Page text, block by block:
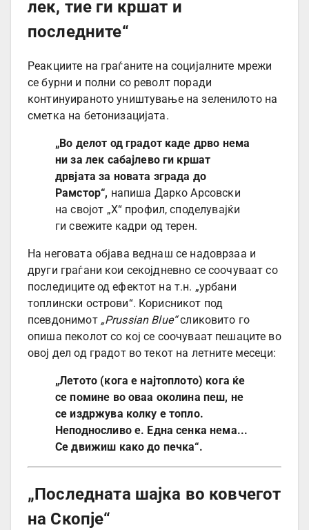
лек, тие ги кршат и
последните“
Реакциите на граѓаните на социјалните мрежи
се бурни и полни со револт поради
континуираното уништување на зеленилото на
сметка на бетонизацијата.
„Во делот од градот каде дрво нема
ни за лек сабајлево ги кршат
дрвјата за новата зграда до
Рамстор“, напиша Дарко Арсовски
на својот „Х“ профил, споделувајќи
ги свежите кадри од терен.
На неговата објава веднаш се надоврзаа и
други граѓани кои секојдневно се соочуваат со
последиците од ефектот на т.н. „урбани
топлински острови“. Корисникот под
псевдонимот „Prussian Blue“сликовито го
опиша пеколот со кој се соочуваат пешаците во
овој дел од градот во текот на летните месеци:
„Летото (кога е најтоплото) кога ќе
се помине во оваа околина пеш, не
се издржува колку е топло.
Неподносливо е. Една сенка нема...
Се движиш како до печка“.
„Последната шајка во ковчегот
на Скопје“